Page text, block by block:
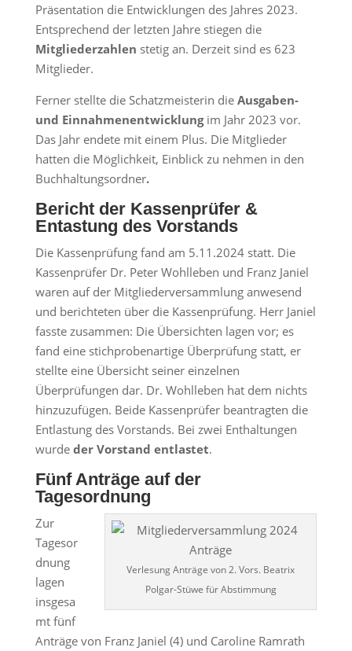
Präsentation die Entwicklungen des Jahres 2023.
Entsprechend der letzten Jahre stiegen die
Mitgliederzahlen stetig an. Derzeit sind es 623
Mitglieder.
Ferner stellte die Schatzmeisterin die Ausgaben-
und Einnahmenentwicklungim Jahr 2023 vor.
Das Jahr endete mit einem Plus. Die Mitglieder
hatten die Möglichkeit, Einblick zu nehmen in den
Buchhaltungsordner.
Bericht der Kassenprüfer &
Entastung des Vorstands
Die Kassenprüfung fand am 5.11.2024 statt. Die
Kassenprüfer Dr. Peter Wohlleben und Franz Janiel
waren auf der Mitgliederversammlung anwesend
und berichteten über die Kassenprüfung. Herr Janiel
fasste zusammen: Die Übersichten lagen vor; es
fand eine stichprobenartige Überprüfung statt, er
stellte eine Übersicht seiner einzelnen
Überprüfungen dar. Dr. Wohlleben hat dem nichts
hinzuzufügen. Beide Kassenprüfer beantragten die
Entlastung des Vorstands. Bei zwei Enthaltungen
wurde der Vorstand entlastet.
Fünf Anträge auf der
Tagesordnung
Verlesung Anträge von 2. Vors. Beatrix
Polgar-Stüwe für Abstimmung
Zur
Tagesor
dnung
lagen
insgesa
mt fünf
Anträge von Franz Janiel (4) und Caroline Ramrath